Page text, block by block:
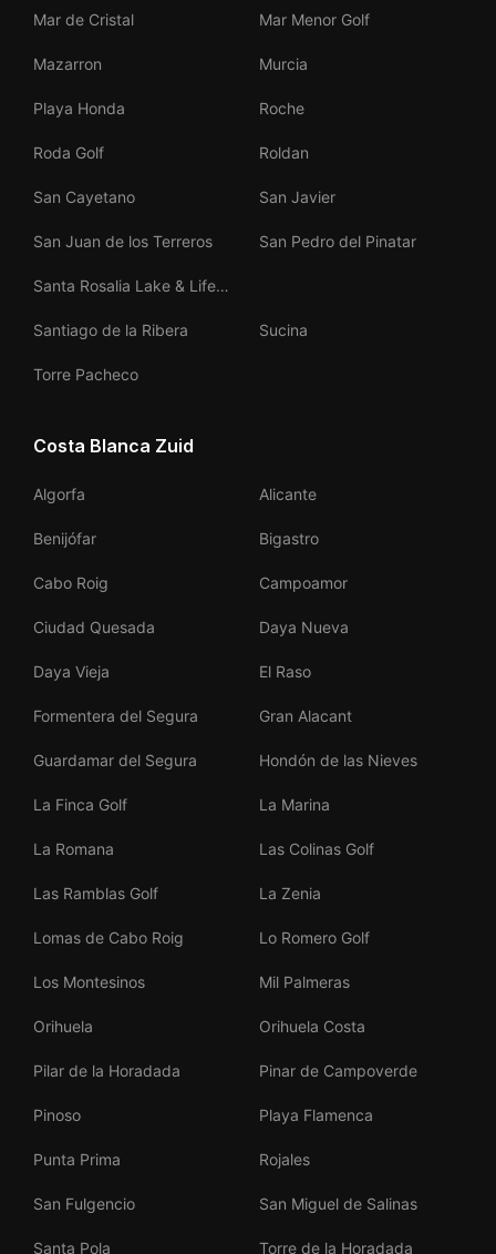
Mar de Cristal Mar Menor Golf
Mazarron Murcia
Playa Honda Roche
Roda Golf Roldan
San Cayetano San Javier
San Juan de los Terreros San Pedro del Pinatar
Santa Rosalia Lake & Life
Santiago de la Ribera
Sucina
Torre Pacheco
Costa Blanca Zuid
Algorfa Alicante
Benijófar Bigastro
Cabo Roig Campoamor
Ciudad Quesada Daya Nueva
Daya Vieja El Raso
Formentera del Segura Gran Alacant
Guardamar del Segura Hondón de las Nieves
La Finca Golf La Marina
La Romana Las Colinas Golf
Las Ramblas Golf La Zenia
Lomas de Cabo Roig Lo Romero Golf
Los Montesinos Mil Palmeras
Orihuela Orihuela Costa
Pilar de la Horadada Pinar de Campoverde
Pinoso Playa Flamenca
Punta Prima Rojales
San Fulgencio San Miguel de Salinas
Santa Pola Torre de la Horadada